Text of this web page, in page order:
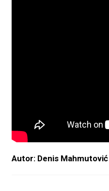
Autor: Denis Mahmutović